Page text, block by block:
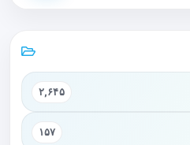
۲,۶۴۵
۱۵۷